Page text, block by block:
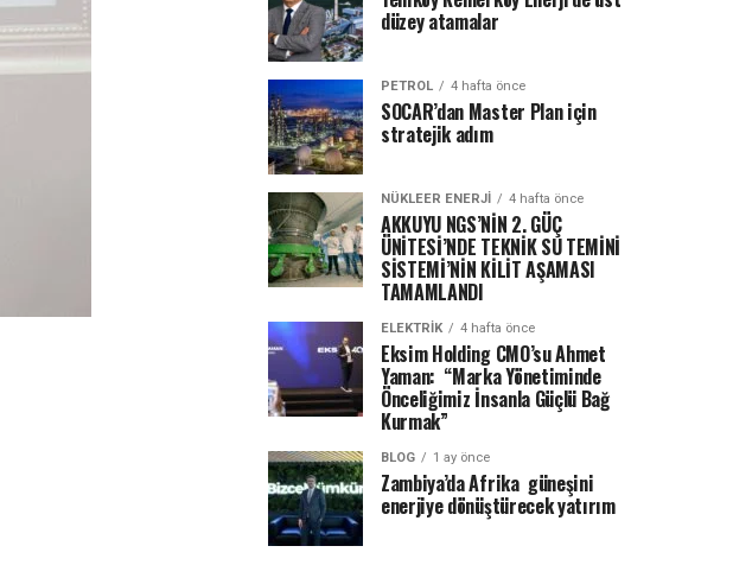
düzey atamalar
PETROL 4 hafta önce
SOCAR’dan Master Plan için
stratejik adım
NÜKLEER ENERJI 4 hafta önce
AKKUYU NGS’NİN 2. GÜÇ
ÜNİTESİ’NDE TEKNİK SU TEMİNİ
SİSTEMİ’NİN KİLİT AŞAMASI
TAMAMLANDI
ELEKTRİK 4 hafta önce
Eksim Holding CMO’su Ahmet
Yaman: “Marka Yönetiminde
Önceliğimiz İnsanla Güçlü Bağ
Kurmak”
BLOG 1 ay önce
Zambiya’da Afrika güneşini
enerjiye dönüştürecek yatırım